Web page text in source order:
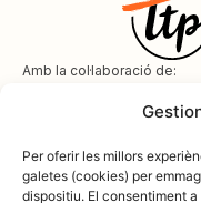
Per oferir les millors
galetes (cookies) per
dispositiu. El consentiment
Amb la col·laboració de: